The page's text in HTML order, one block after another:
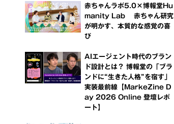
赤ちゃんラボ5.0×博報堂Hu
manity Lab 赤ちゃん研究
が明かす、本質的な感覚の喜
び
AIエージェント時代のブラン
ド設計とは？ 博報堂の「ブラ
ンドに“生きた人格”を宿す」
実装最前線【MarkeZine D
ay 2026 Online 登壇レポ
ート】